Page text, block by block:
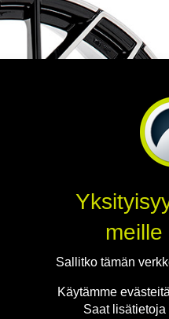
Sallitko tämän
Käytämme
Saat